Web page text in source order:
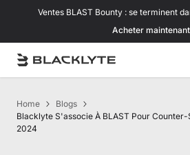
Passer au contenu
Ventes BLAST Bounty : se terminent
Acheter
Home
Blogs
Blacklyte S'associe À BLAST Pour
2024